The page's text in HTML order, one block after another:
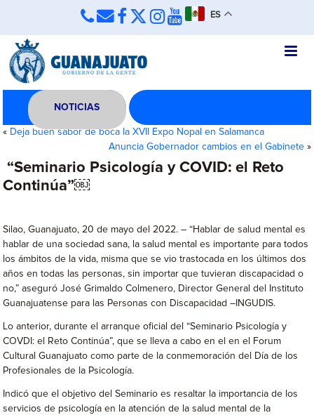
ES
NOTICIAS
« Deja buen sabor de boca la XVII Expo Nopal en Salamanca
Anuncia Gobernador cambios en el Gabinete»
“Seminario Psicología y COVID: el Reto
Continúa”￼
Silao, Guanajuato, 20 de mayo del 2022. – “Hablar de salud mental es
hablar de una sociedad sana, la salud mental es importante para todos
los ámbitos de la vida, misma que se vio trastocada en los últimos dos
años en todas las personas, sin importar que tuvieran discapacidad o
no,” aseguró José Grimaldo Colmenero, Director General del Instituto
Guanajuatense para las Personas con Discapacidad –INGUDIS.
Lo anterior, durante el arranque oficial del “Seminario Psicología y
COVDI: el Reto Continúa”, que se lleva a cabo en el en el Forum
Cultural Guanajuato como parte de la conmemoración del Día de los
Profesionales de la Psicología.
Indicó que el objetivo del Seminario es resaltar la importancia de los
servicios de psicología en la atención de la salud mental de la